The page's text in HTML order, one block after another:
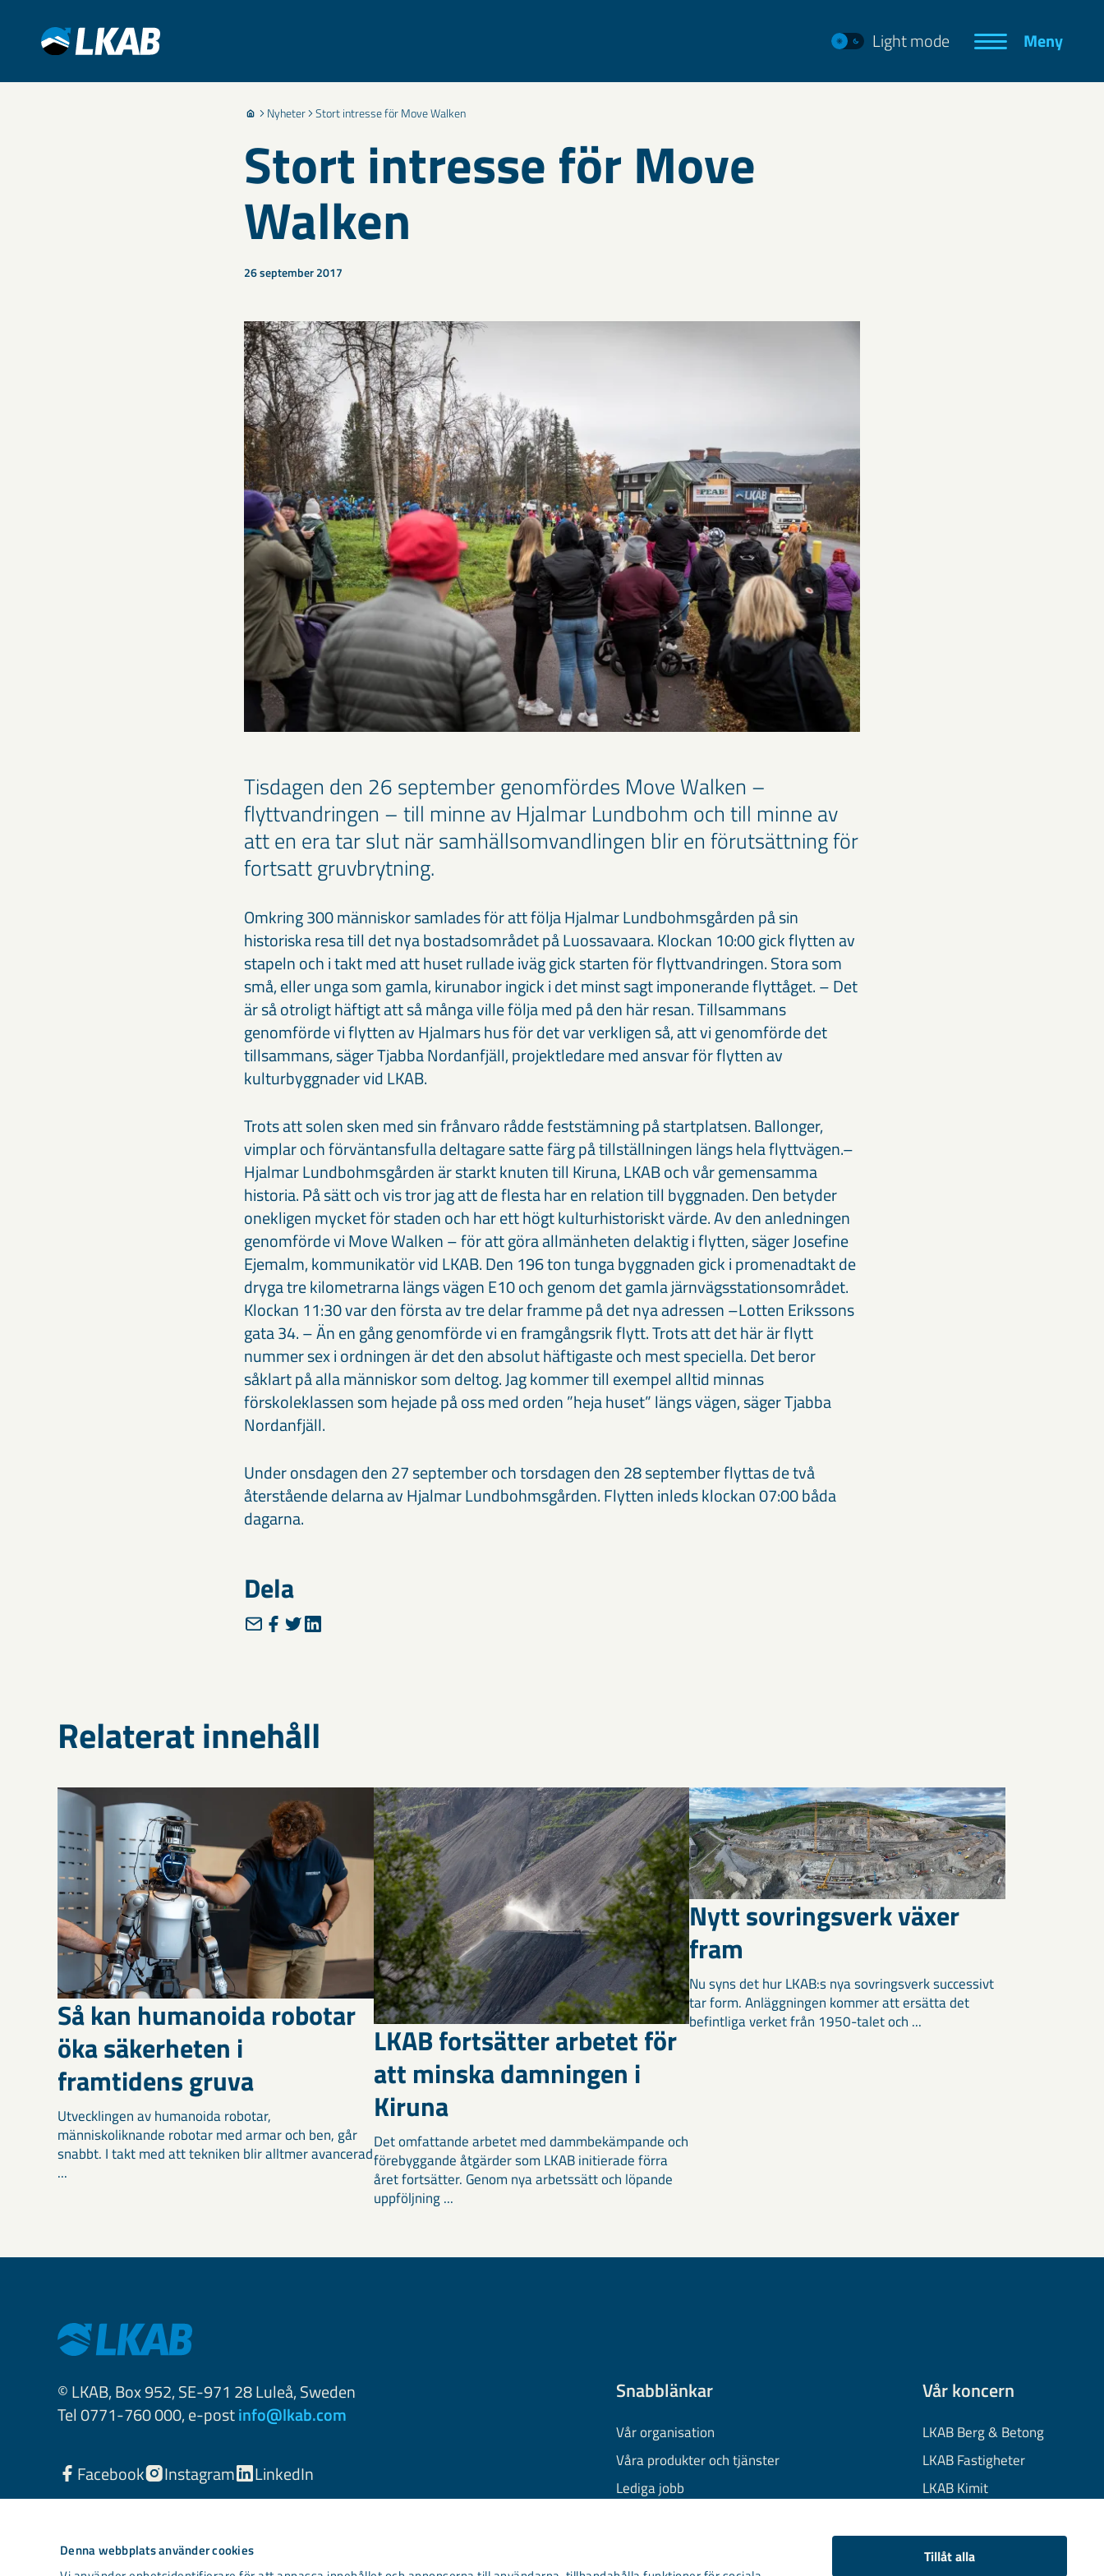
Denna webbplats använder cookies
Tillåt alla
Light mode Meny
Nyheter Stort intresse för Move Walken
Stort intresse för Move
Walken
26 september 2017
Tisdagen den 26 september genomfördes Move Walken –
flyttvandringen – till minne av Hjalmar Lundbohm och till minne av
att en era tar slut när samhällsomvandlingen blir en förutsättning för
fortsatt gruvbrytning.
Omkring 300 människor samlades för att följa Hjalmar Lundbohmsgården på sin
historiska resa till det nya bostadsområdet på Luossavaara. Klockan 10:00 gick flytten av
stapeln och i takt med att huset rullade iväg gick starten för flyttvandringen. Stora som
små, eller unga som gamla, kirunabor ingick i det minst sagt imponerande flyttåget. – Det
är så otroligt häftigt att så många ville följa med på den här resan. Tillsammans
genomförde vi flytten av Hjalmars hus för det var verkligen så, att vi genomförde det
tillsammans, säger Tjabba Nordanfjäll, projektledare med ansvar för flytten av
kulturbyggnader vid LKAB.
Trots att solen sken med sin frånvaro rådde feststämning på startplatsen. Ballonger,
vimplar och förväntansfulla deltagare satte färg på tillställningen längs hela flyttvägen.–
Hjalmar Lundbohmsgården är starkt knuten till Kiruna, LKAB och vår gemensamma
historia. På sätt och vis tror jag att de flesta har en relation till byggnaden. Den betyder
onekligen mycket för staden och har ett högt kulturhistoriskt värde. Av den anledningen
genomförde vi Move Walken – för att göra allmänheten delaktig i flytten, säger Josefine
Ejemalm, kommunikatör vid LKAB. Den 196 ton tunga byggnaden gick i promenadtakt de
dryga tre kilometrarna längs vägen E10 och genom det gamla järnvägsstationsområdet.
Klockan 11:30 var den första av tre delar framme på det nya adressen –Lotten Erikssons
gata 34. – Än en gång genomförde vi en framgångsrik flytt. Trots att det här är flytt
nummer sex i ordningen är det den absolut häftigaste och mest speciella. Det beror
såklart på alla människor som deltog. Jag kommer till exempel alltid minnas
förskoleklassen som hejade på oss med orden ”heja huset” längs vägen, säger Tjabba
Nordanfjäll.
Under onsdagen den 27 september och torsdagen den 28 september flyttas de två
återstående delarna av Hjalmar Lundbohmsgården. Flytten inleds klockan 07:00 båda
dagarna.
Dela
Relaterat innehåll
Så kan humanoida robotar
öka säkerheten i
framtidens gruva
Utvecklingen av humanoida robotar,
människoliknande robotar med armar och ben, går
snabbt. I takt med att tekniken blir alltmer avancerad
...
LKAB fortsätter arbetet för
att minska damningen i
Kiruna
Det omfattande arbetet med dammbekämpande och
förebyggande åtgärder som LKAB initierade förra
året fortsätter. Genom nya arbetssätt och löpande
uppföljning ...
Nytt sovringsverk växer
fram
Nu syns det hur LKAB:s nya sovringsverk successivt
tar form. Anläggningen kommer att ersätta det
befintliga verket från 1950-talet och ...
© LKAB, Box 952, SE-971 28 Luleå, Sweden
Tel 0771-760 000, e-postinfo@lkab.com
Facebook Instagram LinkedIn
Snabblänkar
Vår organisation
Våra produkter och tjänster
Lediga jobb
Vår koncern
LKAB Berg & Betong
LKAB Fastigheter
LKAB Kimit